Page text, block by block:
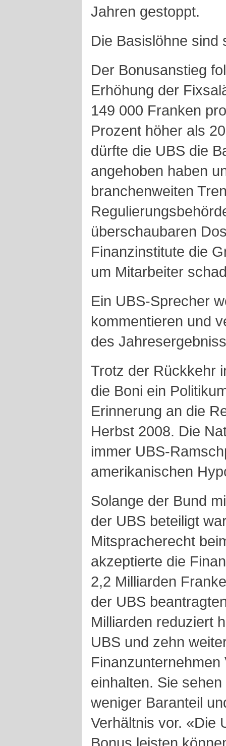
Jahren gestoppt.
Die Basislöhne sind
Der Bonusanstieg
Erhöhung der
149 000 Franken
Prozent höher als
dürfte die UBS die
angehoben haben
branchenweiten
überschaubaren
Finanzinstitute die
um Mitarbeiter
Ein UBS-Sprecher
kommentieren und
des
Trotz der Rückkehr
die Boni ein
Erinnerung an die
Herbst 2008. Die
immer UBS-
amerikanischen
Solange der Bund
der UBS beteiligt
Mitspracherecht
akzeptierte die
2,2 Milliarden
der UBS
Milliarden reduziert
UBS und zehn
einhalten. Sie
weniger Baranteil
Verhältnis vor. «Die